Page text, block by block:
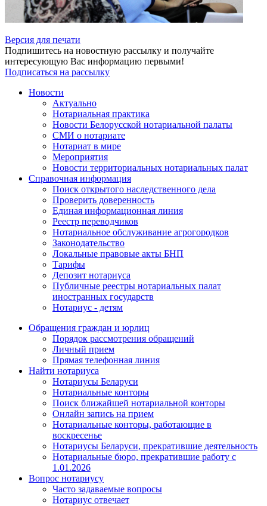
Версия для печати
Подпишитесь на новостную рассылку и получайте
интересующую Вас информацию первыми!
Подписаться на рассылку
Новости
Актуально
Нотариальная практика
Новости Белорусской нотариальной палаты
СМИ о нотариате
Нотариат в мире
Мероприятия
Новости территориальных нотариальных палат
Справочная информация
Поиск открытого наследственного дела
Проверить доверенность
Единая информационная линия
Реестр переводчиков
Нотариальное обслуживание агрогородков
Законодательство
Локальные правовые акты БНП
Тарифы
Депозит нотариуса
Публичные реестры нотариальных палат
иностранных государств
Нотариус - детям
Обращения граждан и юрлиц
Порядок рассмотрения обращений
Личный прием
Прямая телефонная линия
Найти нотариуса
Нотариусы Беларуси
Нотариальные конторы
Поиск ближайшей нотариальной конторы
Онлайн запись на прием
Нотариальные конторы, работающие в
воскресенье
Нотариусы Беларуси, прекратившие деятельность
Нотариальные бюро, прекратившие работу с
1.01.2026
Вопрос нотариусу
Часто задаваемые вопросы
Нотариус отвечает